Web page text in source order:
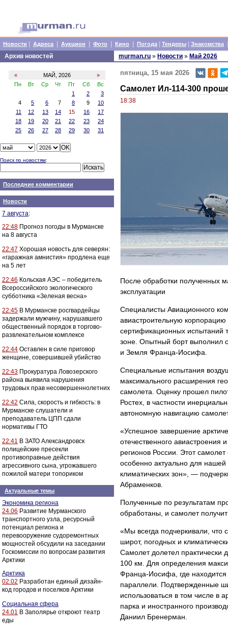
Новости Адреса Аукцион Фото Кино Погода Тендеры Знакомства
Архив новостей
« МАЙ, 2026
»
Пн
Вт Ср Чт Пт Сб
Вс
1
2
3
4
5 6 7 8 9
10
11
12 13 14 15 16
17
18
19 20 21 22 23
24
25
26 27 28 29 30 31
Поиск по новостям:
Последние комментарии
Новости
7 августа:
22:48 Прогноз погоды в Мурманске
на 8 августа
22:47 Хорошая новость для северян:
«гаражная амнистия» продлена еще
на 5 лет
22:46 Кольская АЭС – победитель
Всероссийского экологического
субботника «Зеленая весна»
22:45 В Мурманске росгвардейцы
задержали мужчину, нарушавшего
общественный порядок в торгово-
развлекательном комплексе
22:44 Оставлен в силе приговор
женщине, совершившей убийство
22:43 Прокуратура Ловозерского
района выявила нарушения
трудовых прав несовершеннолетних
22:42 Сила, скорость и гибкость: в
Мурманске слушатели и
преподаватель ЦПП сдали
нормативы ГТО
22:41 В ЗАТО Александровск
полицейские пресекли
противоправные действия
агрессивного сына, угрожавшего
пожилой матери топориком
Актуальные темы
Экономика региона
24.06 Развитие Мурманского
транспортного узла, ресурсный
потенциал региона и
перевооружение судоремонтных
мощностей обсудили на заседании
Госкомиссии по вопросам развития
Арктики
Арктика
02.02 Разработан единый дизайн-
код городов и поселков Арктики
Социальная сфера
24.01 В Заполярье откроют театр
еды
murman.ru » Новости » Май 2026
пятница, 15 мая 2026
Самолет Ил-114-300
18:38
После обработки полученных
эксплуатации
Специалисты Авиационного
авиастроительную
сертификационных испытаний
зоне. Опытный борт выполнил
и Земля Франца-Иосифа.
Специальные испытания
максимального расширения
самолета. Оценку прошел
Ростех, в частности
автономную навигацию
«Успешное завершение
отечественного авиастроения
регионов России. Этот
особенно актуально для
климатических зон», —
Абраменков.
Полученные по результатам
обработаны, и самолет
«Мы всегда подчеркивали, что
широт, погодных и
Самолет долетел практически
100 км. Для определения
Франца-Иосифа, где
параллели. Подтвержденные
использоваться в том числе в
парка и иностранного
Даниил Бренерман.